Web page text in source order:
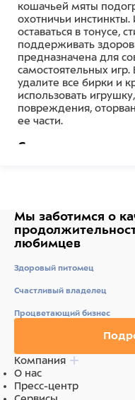
кошачьей мяты
охотничьи
оставаться в тонусе,
поддерживать
предназначена для
самостоятельных
удалите все бирки и
использовать
повреждения,
ее части.
Состав
Мы заботимся о
любимцев
Здоровый питомец
Счастливый владелец
Процветающий бизнес
Компания
О нас
Пресс-центр